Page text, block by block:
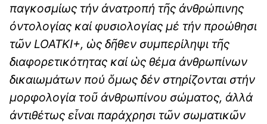
παγκοσμίως τήν ἀνατροπή τῆς ἀνθρώπινης
ὀντολογίας καί φυσιολογίας μέ τήν προώθησι
τῶν LOATKI+, ὡς δῆθεν συμπερίληψι τῆς
διαφορετικότητας καί ὡς θέμα ἀνθρωπίνων
δικαιωμάτων πού ὅμως δέν στηρίζονται στήν
μορφολογία τοῦ ἀνθρωπίνου σώματος, ἀλλά
ἀντιθέτως εἶναι παράχρησι τῶν σωματικῶν